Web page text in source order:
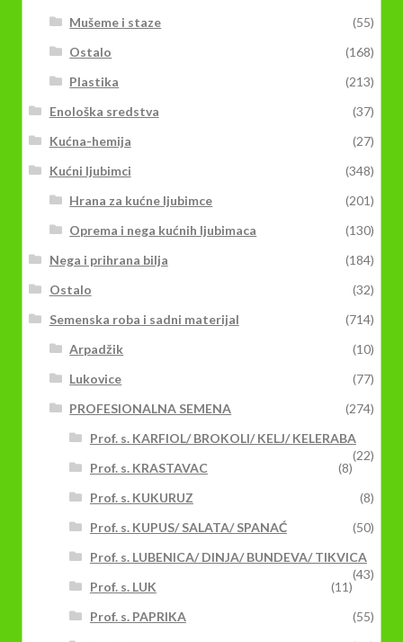
Mušeme i staze
(55)
Ostalo
(168)
Plastika
(213)
Enološka sredstva
(37)
Kućna-hemija
(27)
Kućni ljubimci
(348)
Hrana za kućne ljubimce
(201)
Oprema i nega kućnih ljubimaca
(130)
Nega i prihrana bilja
(184)
Ostalo
(32)
Semenska roba i sadni materijal
(714)
Arpadžik
(10)
Lukovice
(77)
PROFESIONALNA SEMENA
(274)
Prof. s. KARFIOL/ BROKOLI/ KELJ/ KELERABA
(22)
Prof. s. KRASTAVAC
(8)
Prof. s. KUKURUZ
(8)
Prof. s. KUPUS/ SALATA/ SPANAĆ
(50)
Prof. s. LUBENICA/ DINJA/ BUNDEVA/ TIKVICA
(43)
Prof. s. LUK
(11)
Prof. s. PAPRIKA
(55)